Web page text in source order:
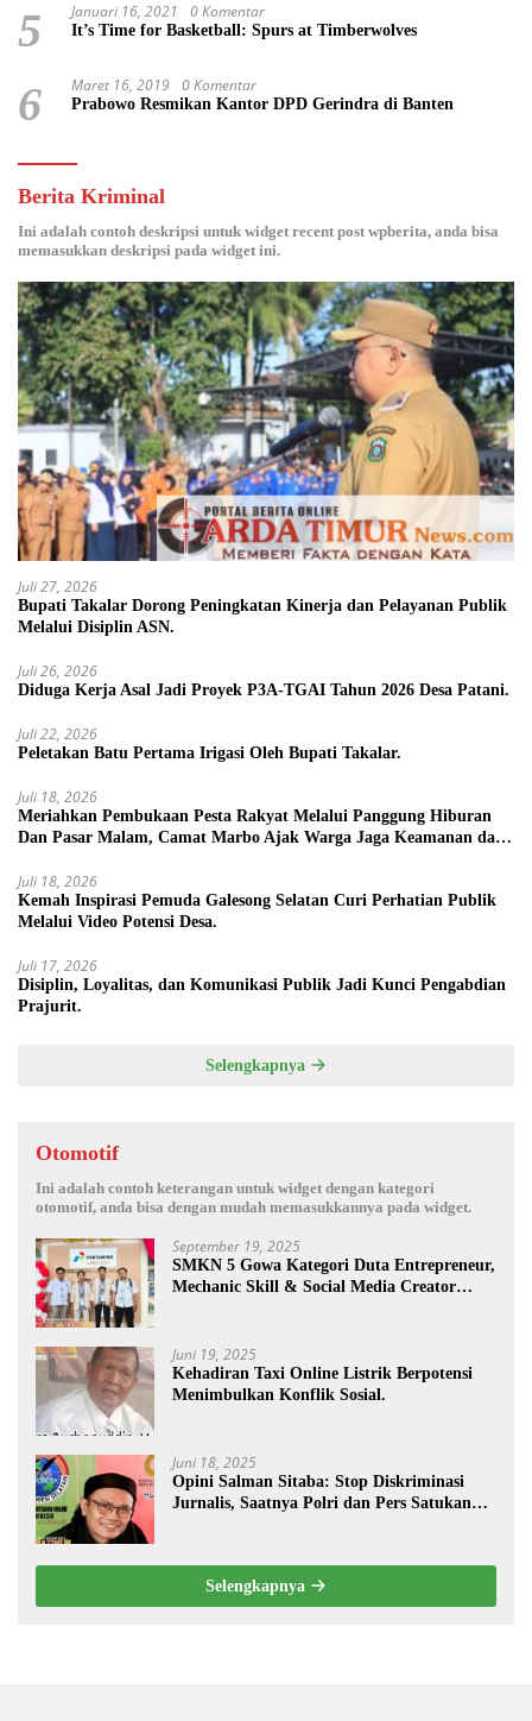
5 Januari 16, 2021 0 Komentar
It’s Time for Basketball: Spurs at Timberwolves
6 Maret 16, 2019 0 Komentar
Prabowo Resmikan Kantor DPD Gerindra di Banten
Berita Kriminal
Ini adalah contoh deskripsi untuk widget recent post wpberita, anda bisa
memasukkan deskripsi pada widget ini.
Juli 27, 2026
Bupati Takalar Dorong Peningkatan Kinerja dan Pelayanan Publik
Melalui Disiplin ASN.
Juli 26, 2026
Diduga Kerja Asal Jadi Proyek P3A-TGAI Tahun 2026 Desa Patani.
Juli 22, 2026
Peletakan Batu Pertama Irigasi Oleh Bupati Takalar.
Juli 18, 2026
Meriahkan Pembukaan Pesta Rakyat Melalui Panggung Hiburan
Dan Pasar Malam, Camat Marbo Ajak Warga Jaga Keamanan dan
Juli 18, 2026
Kemah Inspirasi Pemuda Galesong Selatan Curi Perhatian Publik
Melalui Video Potensi Desa.
Juli 17, 2026
Disiplin, Loyalitas, dan Komunikasi Publik Jadi Kunci Pengabdian
Prajurit.
Selengkapnya
Otomotif
Ini adalah contoh keterangan untuk widget dengan kategori
otomotif, anda bisa dengan mudah memasukkannya pada widget.
September 19, 2025
SMKN 5 Gowa Kategori Duta Entrepreneur,
Mechanic Skill & Social Media Creator
Juni 19, 2025
Kehadiran Taxi Online Listrik Berpotensi
Menimbulkan Konflik Sosial.
Juni 18, 2025
Opini Salman Sitaba: Stop Diskriminasi
Jurnalis, Saatnya Polri dan Pers Satukan
Selengkapnya